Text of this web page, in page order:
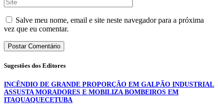
Salve meu nome, email e site neste navegador para a próxima
vez que eu comentar.
Sugestões dos Editores
INCÊNDIO DE GRANDE PROPORÇÃO EM GALPÃO INDUSTRIAL
ASSUSTA MORADORES E MOBILIZA BOMBEIROS EM
ITAQUAQUECETUBA